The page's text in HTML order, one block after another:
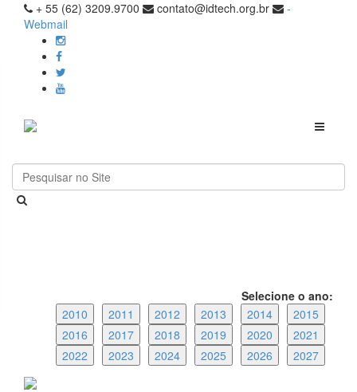
+ 55 (62) 3209.9700 contato@idtech.org.br
-
Webmail
Toggle
Selecione o ano:
2010
2011 2012 2013 2014
2015
2016
2017 2018 2019 2020
2021
2022
2023 2024 2025 2026 2027